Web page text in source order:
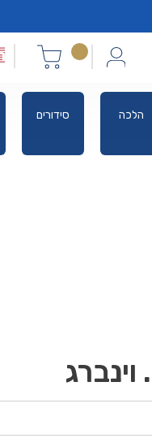
סידורים הלכה